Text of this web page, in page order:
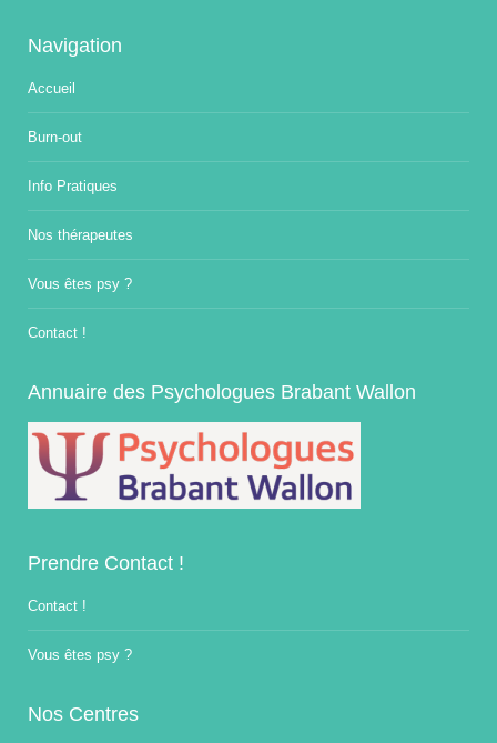
Navigation
Accueil
Burn-out
Info Pratiques
Nos thérapeutes
Vous êtes psy ?
Contact !
Annuaire des Psychologues Brabant Wallon
Prendre Contact !
Contact !
Vous êtes psy ?
Nos Centres